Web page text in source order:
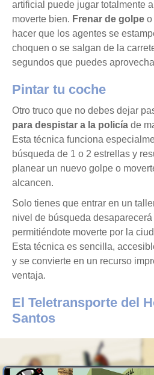
artificial puede jugar totalmente
moverte bien. Frenar de golpe o
hacer que los agentes se
choquen o se salgan de la
segundos que puedes
Pintar tu coche
Otro truco que no debes dejar
para despistar a la policía de
Esta técnica funciona
búsqueda de 1 o 2 estrellas y
planear un nuevo golpe o
alcancen.
Solo tienes que entrar en un
nivel de búsqueda
permitiéndote moverte por la
Esta técnica es sencilla,
y se convierte en un recurso
ventaja.
El Teletransporte del
Santos